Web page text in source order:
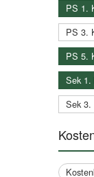
PS 1.
PS 3.
PS 5.
Sek 1.
Sek 3.